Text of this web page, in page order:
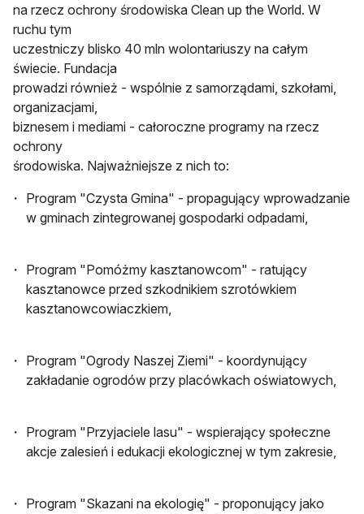
na rzecz ochrony środowiska Clean up the World. W
ruchu tym
uczestniczy blisko 40 mln wolontariuszy na całym
świecie. Fundacja
prowadzi również - wspólnie z samorządami, szkołami,
organizacjami,
biznesem i mediami - całoroczne programy na rzecz
ochrony
środowiska. Najważniejsze z nich to:
Program "Czysta Gmina" - propagujący wprowadzanie
w gminach zintegrowanej gospodarki odpadami,
Program "Pomóżmy kasztanowcom" - ratujący
kasztanowce przed szkodnikiem szrotówkiem
kasztanowcowiaczkiem,
Program "Ogrody Naszej Ziemi" - koordynujący
zakładanie ogrodów przy placówkach oświatowych,
Program "Przyjaciele lasu" - wspierający społeczne
akcje zalesień i edukacji ekologicznej w tym zakresie,
Program "Skazani na ekologię" - proponujący jako